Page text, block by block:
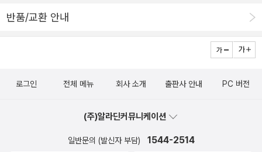
반품/교환 안내
로그인 전체 메뉴 회사 소개 출판사 안내 PC 버전
(주)알라딘커뮤니케이션
일반문의 (발신자 부담) 1544-2514